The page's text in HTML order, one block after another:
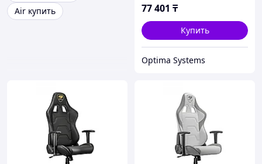
Air купить
77 401 ₸
Купить
Optima Systems